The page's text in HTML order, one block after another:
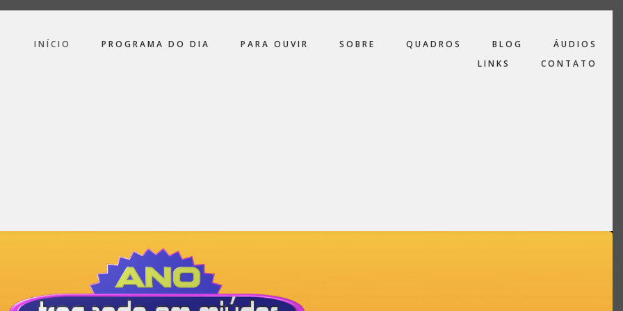
INÍCIO PROGRAMA DO DIA PARA OUVIR SOBRE QUADROS BLOG
ÁUDIOS
LINKS
CONTATO